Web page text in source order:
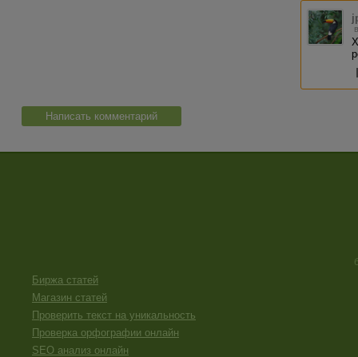
Написать комментарий
Биржа статей
Магазин статей
Проверить текст на уникальность
Проверка орфографии онлайн
SEO анализ онлайн